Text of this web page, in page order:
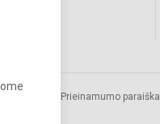
Prieinamumo paraiška